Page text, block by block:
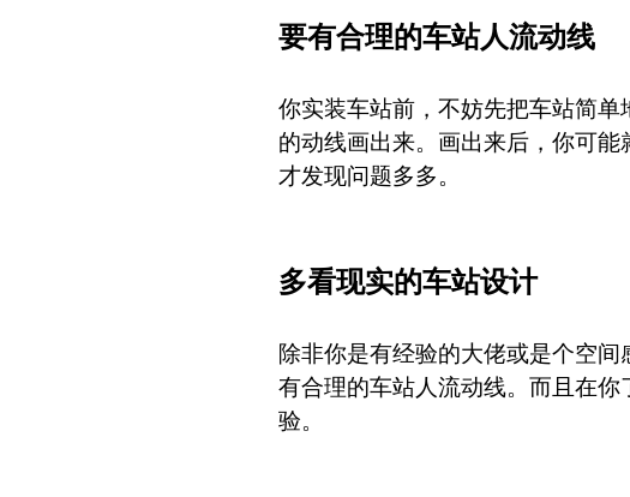
要有合理的车站人流动线
你实装车站前，不妨先把车站简
的动线画出来。画出来后，你可
才发现问题多多。
多看现实的车站设计
除非你是有经验的大佬或是个空
有合理的车站人流动线。而且在
验。